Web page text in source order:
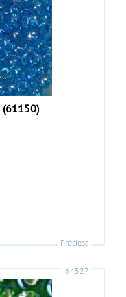
(61150)
Preciosa
64527